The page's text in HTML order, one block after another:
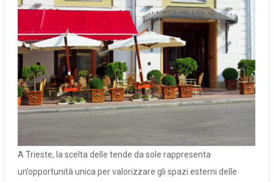
A Trieste, la scelta delle tende da sole rappresenta
un’opportunità unica per valorizzare gli spazi esterni delle